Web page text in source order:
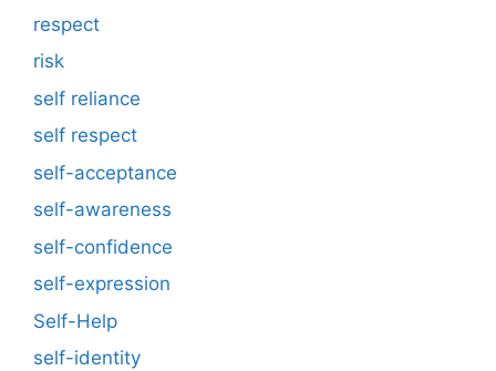
respect
risk
self reliance
self respect
self-acceptance
self-awareness
self-confidence
self-expression
Self-Help
self-identity